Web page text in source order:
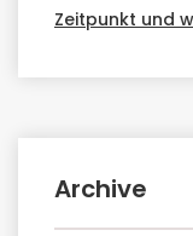
Zeitpunkt und
Archive